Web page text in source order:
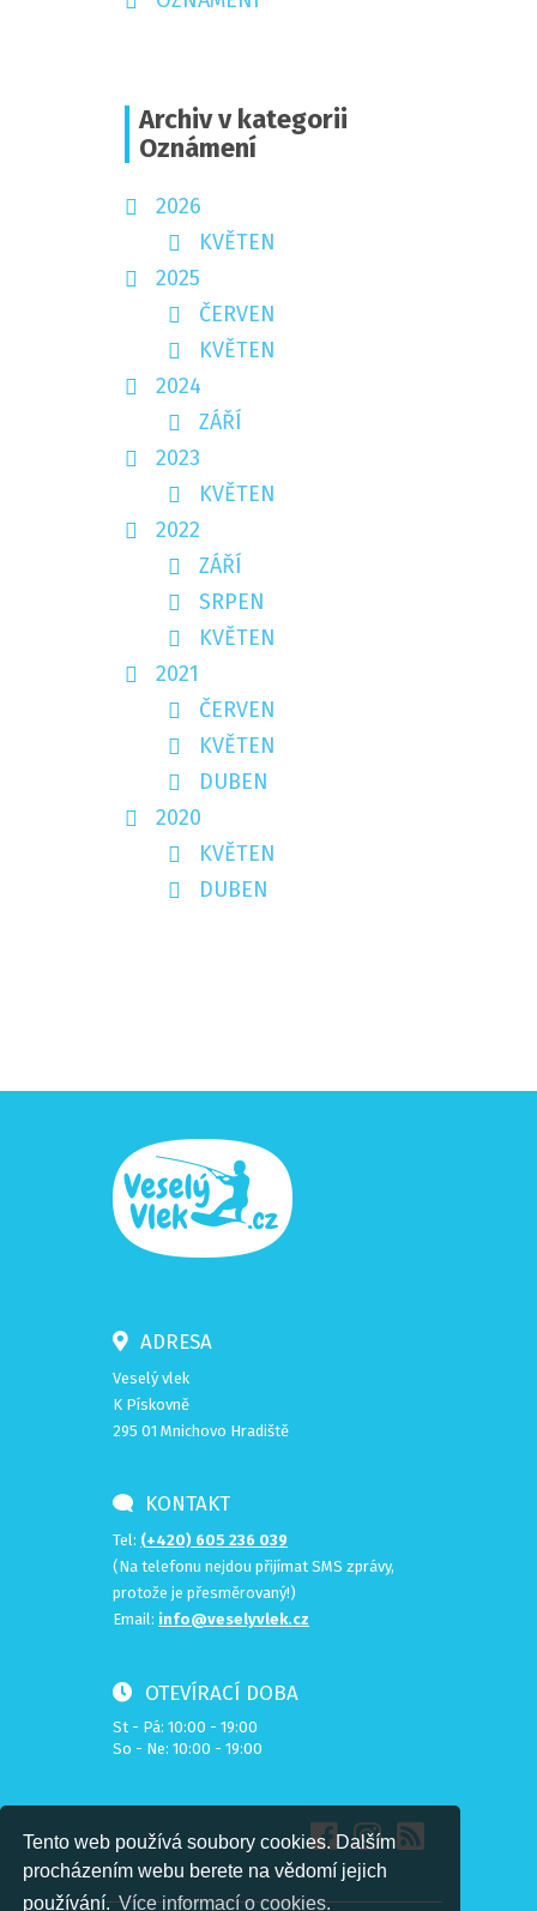
Tento web používá soubory cookies. Dalším
procházením webu berete na vědomí jejich
používání.Více informací o cookies.
Archiv v kategorii
Oznámení
2026
KVĚTEN
2025
ČERVEN
KVĚTEN
2024
ZÁŘÍ
2023
KVĚTEN
2022
ZÁŘÍ
SRPEN
KVĚTEN
2021
ČERVEN
KVĚTEN
DUBEN
2020
KVĚTEN
DUBEN
ADRESA
Veselý vlek
K Pískovně
295 01 Mnichovo Hradiště
KONTAKT
Tel: (+420) 605 236 039
(Na telefonu nejdou přijímat SMS zprávy,
protože je přesměrovaný!)
Email: info@veselyvlek.cz
OTEVÍRACÍ DOBA
St - Pá: 10:00 - 19:00
So - Ne: 10:00 - 19:00